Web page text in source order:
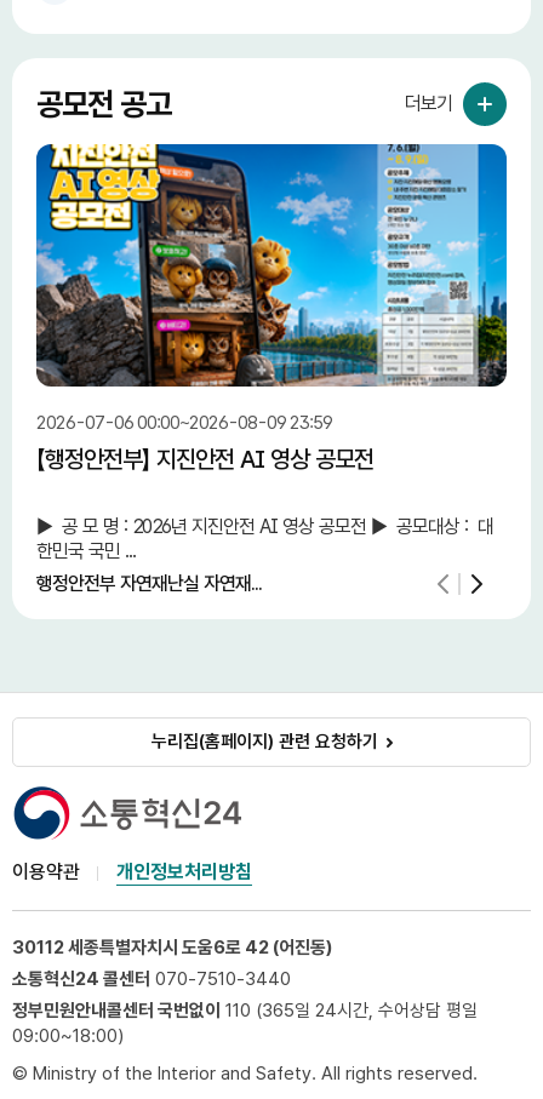
공모전 공고
2026-07-06 00:00~2026-08-09 23:59
【행정안전부】 지진안전 AI 영상 공모전
► 공 모 명 : 2026년 지진안전 AI 영상 공모전 ► 공모대상 : 대
한민국 국민 ...
행정안전부 자연재난실 자연재...
더보기
누리집(홈페이지) 관련 요청하기
이용약관 개인정보처리방침
30112 세종특별자치시 도움6로 42 (어진동)
소통혁신24 콜센터 070-7510-3440
정부민원안내콜센터 국번없이 110 (365일 24시간, 수어상담 평일
09:00~18:00)
© Ministry of the Interior and Safety. All rights reserved.